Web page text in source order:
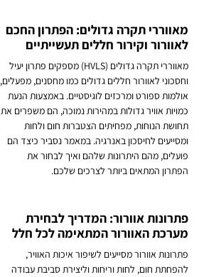
מאווררי תקרה גדולים: הפתרון החכם
לאוורור וקירור חללים תעשייתיים
מאווררי תקרה גדולים (HVLS) מספקים פתרון יעיל
וחסכוני לאוורור חללים גדולים כמו מחסנים, מפעלים,
אולמות ספורט ומרכזים לוגיסטיים. באמצעות הנעת
כמויות אוויר גדולות במהירות נמוכה, הם משפרים את
תחושת הנוחות, מפחיתים הצטברות חום ולחות
ומסייעים לחיסכון באנרגיה. במאמר נסביר כיצד הם
פועלים, מהם היתרונות שלהם ואיך לבחור את
הפתרון המתאים ביותר לצרכים שלכם.
פתרונות אוורור: המדריך לבחירת
מערכת האוורור המתאימה לכל חלל
פתרונות אוורור מסייעים לשיפור איכות האוויר,
להפחתת חום, לחות וריחות וליצירת סביבת עבודה